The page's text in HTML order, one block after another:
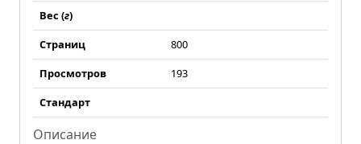
Вес (г)
Страниц
800
Просмотров
193
Стандарт
Описание